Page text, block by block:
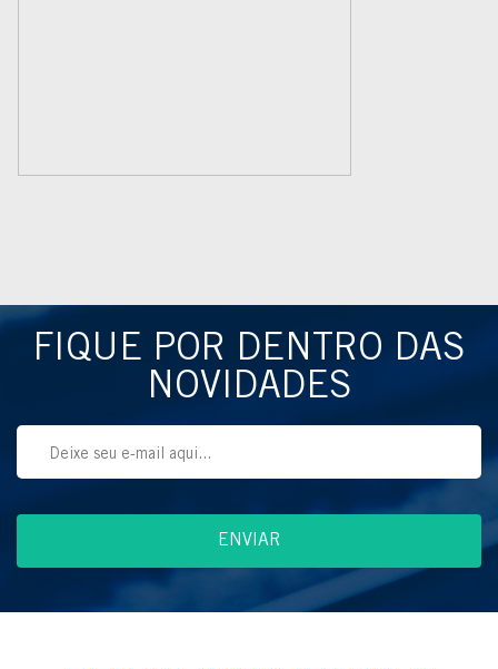
FIQUE POR DENTRO DAS
NOVIDADES